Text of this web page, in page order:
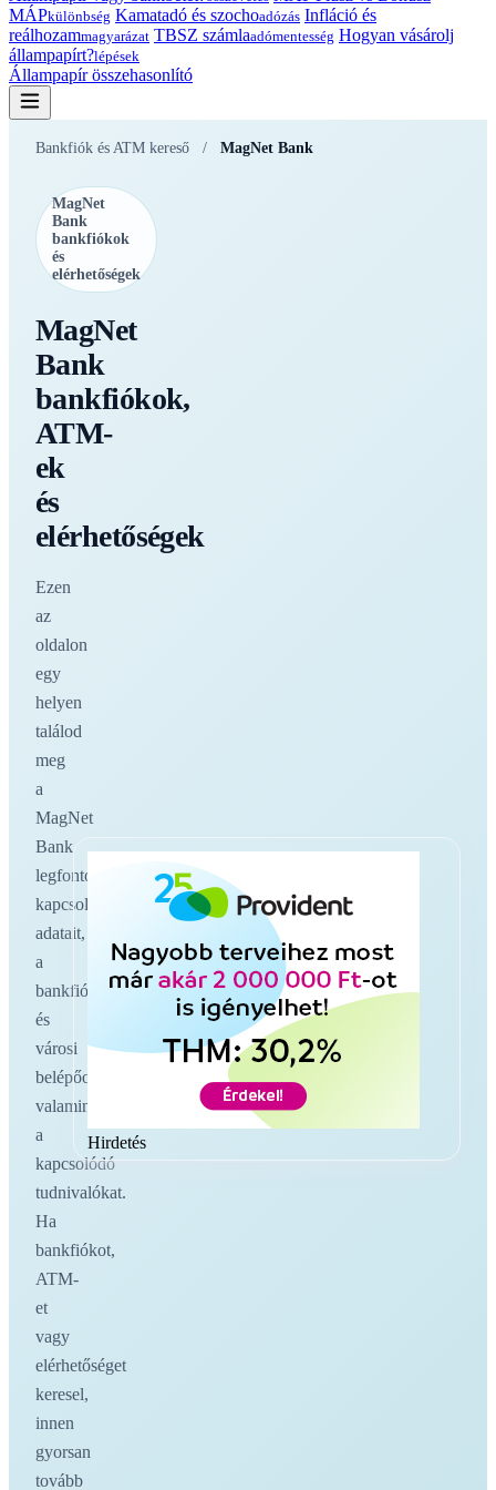
MÁPkülönbség Kamatadó és szochoadózás Infláció és
reálhozammagyarázat TBSZ számlaadómentesség Hogyan vásárolj
állampapírt?lépések
Állampapír összehasonlító
Bankfiók és ATM kereső / MagNet Bank
MagNet
Bank
bankfiókok
és
elérhetőségek
MagNet
Bank
bankfiókok,
ATM-
ek
és
elérhetőségek
Ezen
az
oldalon
egy
helyen
találod
meg
a
MagNet
Bank
legfontosabb
kapcsolati
adatait,
a
bankfiókokat
és
városi
belépőoldalakat,
valamint
a
kapcsolódó
tudnivalókat.
Ha
bankfiókot,
ATM-
et
vagy
elérhetőséget
keresel,
innen
gyorsan
tovább
Hirdetés